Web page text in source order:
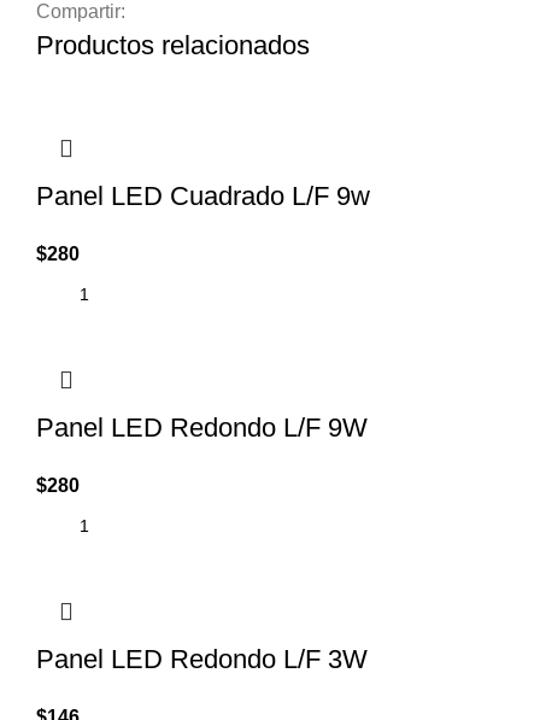
Compartir:
Productos relacionados
Panel LED Cuadrado L/F 9w
$280
Panel LED Redondo L/F 9W
$280
Panel LED Redondo L/F 3W